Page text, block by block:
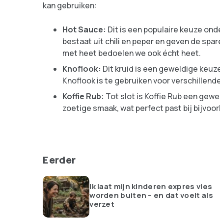
kan gebruiken:
Hot Sauce: Dit is een populaire keuze
bestaat uit chili en peper en geven de
met heet bedoelen we ook écht heet.
Knoflook: Dit kruid is een geweldige
Knoflook is te gebruiken voor
Koffie Rub: Tot slot is Koffie Rub een
zoetige smaak, wat perfect past bij
Eerder
Ik laat mijn kinderen expres vies
worden buiten – en dat voelt als
verzet